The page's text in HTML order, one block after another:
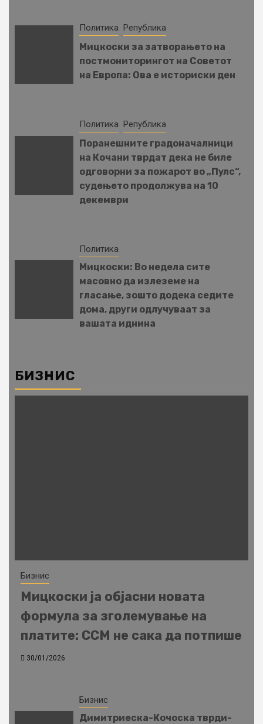
Политика Република
Мицкоски за затворањето на
постмониторингот на Советот
на Европа: Ова е историски ден
Политика Република
Поранешните градоначалници
на Кочани тврдат дека не биле
одговорни за пожарот во „Пулс“,
судењето продолжува на 10
декември
Политика
Мицкоски: Во недела сите
масовно да излеземе на
гласање, зошто додека седите
дома, други одлучуваат за
вашата иднина
БИЗНИС
Бизнис
Мицкоски ја објасни новата
формула за зголемување на
платите: ССМ не сака да потпише
30/01/2026
Бизнис
Димитриеска-Кочоска тврди-